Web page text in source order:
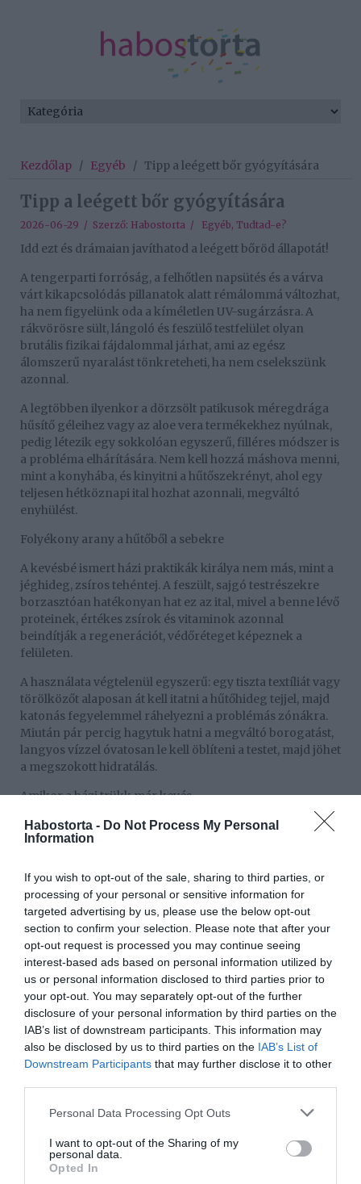
Habostorta - Do Not Process My Personal
Information
If you wish to opt-out of the sale, sharing to third parties, or
processing of your personal or sensitive information for
targeted advertising by us, please use the below opt-out
section to confirm your selection. Please note that after your
opt-out request is processed you may continue seeing
interest-based ads based on personal information utilized by
us or personal information disclosed to third parties prior to
your opt-out. You may separately opt-out of the further
disclosure of your personal information by third parties on the
IAB’s list of downstream participants. This information may
also be disclosed by us to third parties on the IAB’s List of
Downstream Participants that may further disclose it to other
Please note that this website/app uses one or more Google
not limited to your visit or usage behaviour. You may click to
grant or deny consent to Google and its third-party tags to
use your data for below specified purposes in below Google
Personal Data Processing Opt Outs
I want to opt-out of the Sharing of my
personal data.
Opted In
Kezdőlap / Egyéb / Tipp a leégett bőr gyógyítására
Tipp a leégett bőr gyógyítására
2026-06-29 / Szerző: Habostorta / Egyéb, Tudtad-e?
Idd ezt és drámaian javíthatod a leégett bőröd állapotát!
A tengerparti forróság, a felhőtlen napsütés és a várva
várt kikapcsolódás pillanatok alatt rémálommá változhat,
ha nem figyelünk oda a kíméletlen UV-sugárzásra. A
rákvörösre sült, lángoló és feszülő testfelület olyan
brutális fizikai fájdalommal járhat, ami az egész
álomszerű nyaralást tönkreteheti, ha nem cselekszünk
azonnal.
A legtöbben ilyenkor a dörzsölt patikusok méregdrága
hűsítő géleihez vagy az aloe vera termékekhez nyúlnak,
pedig létezik egy sokkolóan egyszerű, filléres módszer is
a probléma elhárítására. Nem kell hozzá máshova menni,
mint a konyhába, és kinyitni a hűtőszekrényt, ahol egy
teljesen hétköznapi ital hozhat azonnali, megváltó
enyhülést.
Folyékony arany a hűtőből a sebekre
A kevésbé ismert házi praktikák királya nem más, mint a
jéghideg, zsíros tehéntej. A feszült, sajgó testrészekre
borzasztóan hatékonyan hat ez az ital, mivel a benne lévő
proteinek, értékes zsírok és vitaminok azonnal
beindítják a regenerációt, védőréteget képeznek a
felületen.
A használata végtelenül egyszerű: egy tiszta textíliát vagy
törölközőt alaposan át kell itatni a hűtőhideg tejjel, majd
katonás fegyelemmel ráhelyezni a problémás zónákra.
Miután pár percig hagytuk hatni a megváltó borogatást,
langyos vízzel óvatosan le kell öblíteni a testet, majd jöhet
a megszokott hidratálás.
Amikor a házi trükk már kevés
Bár ez a népi praktika csodákra képes, a dörzsölt
szakemberek arra figyelmeztetnek, hogy az emberi
a felhólyagosodott bőr már teljesen felrepedezett, vagy
súlyos láz és allergiás reakció lép fel, azonnal orvoshoz
vagy dermatológus szakemberhez kell fordulni.
A szakértők kerek-perec kimondták: a legjobb kezelés
továbbra is a kőkemény prevenció. Mielőtt bárki
kimerészkedne a tűző napra, kötelező a legmagasabb
faktorszámú fényvédő krémek használata, a megfelelő
kalap viselése és a hidratálás, hiszen egy tönkretett
szöveti szerkezetet utólag sokkal nehezebb és
fájdalmasabb helyrehozni, mint megelőzni a bajt.
Megosztás:
Korábbi bejegyzések